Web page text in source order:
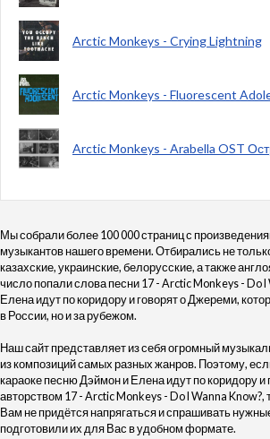
Arctic Monkeys - Crying Lightning
Arctic Monkeys - Fluorescent
Arctic Monkeys - Arabella OST
Мы собрали более 100 000 страниц с
музыкантов нашего времени. Отбирались не
казахские, украинские, белорусские, а также
число попали слова песни 17 - Arctic Monkeys - Do
Елена идут по коридору и говорят о Джереми,
в России, но и за рубежом.
Наш сайт представляет из себя огромный
из композиций самых разных жанров. Поэтому,
караоке песню Дэймон и Елена идут по коридору и
авторством 17 - Arctic Monkeys - Do I Wanna Know?,
Вам не придётся напрягаться и спрашивать
подготовили их для Вас в удобном формате.